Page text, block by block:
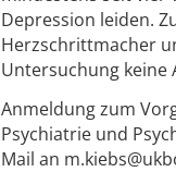
Depression leiden.
Herzschrittmacher
Untersuchung keine
Anmeldung zum
Psychiatrie und
Mail an